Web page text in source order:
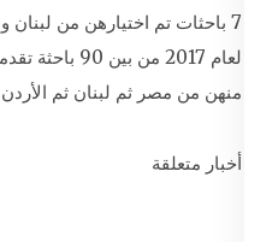
7 باحثات تم اختيارهن من
لعام 2017 من
منهن من مصر ثم لبنان ثم
أخبار متعلقة